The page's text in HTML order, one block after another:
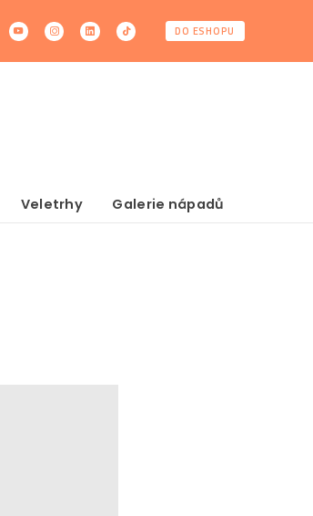
DO ESHOPU
Veletrhy Galerie nápadů